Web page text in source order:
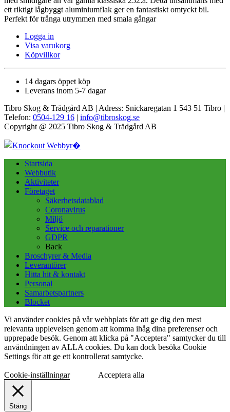
ett riktigt lågbyggt aluminiumflak ger en fantastiskt omtyckt bil.
Perfekt för trånga utrymmen med smala gångar
Logga in
Visa varukorg
Köpvillkor
14 dagars öppet köp
Leverans inom 5-7 dagar
Tibro Skog & Trädgård AB | Adress: Snickaregatan 1 543 51 Tibro |
Telefon: 0504-129 16 | info@tibroskog.se
Copyright @ 2025 Tibro Skog & Trädgård AB
Startsida
Webbutik
Aktiviteter
Företaget
Säkerhetsdatablad
Coronavirus
Miljö
Service och reparationer
GDPR
Back
Broschyrer & Media
Leverantörer
Hitta hit & kontakt
Personal
Samarbetspartners
Blocket
Vi använder cookies på vår webbplats för att ge dig den mest
relevanta upplevelsen genom att komma ihåg dina preferenser och
upprepade besök. Genom att klicka på "Acceptera" samtycker du till
användningen av ALLA cookies. Du kan dock besöka Cookie
Settings för att ge ett kontrollerat samtycke.
Cookie-inställningar Acceptera alla
Stäng